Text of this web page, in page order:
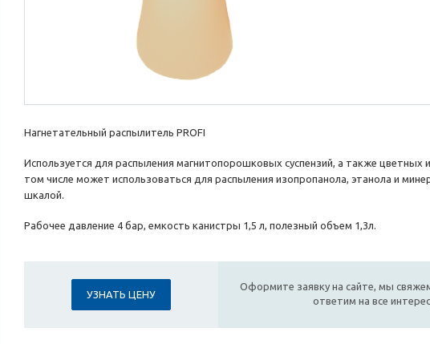
Нагнетательный распылитель PROFI
Используется для распыления магнитопорошковых суспензий, а также цветных
том числе может использоваться для распыления изопропанола, этанола и
шкалой.
Рабочее давление 4 бар, емкость канистры 1,5 л, полезный объем 1,3л.
УЗНАТЬ ЦЕНУ
Оформите заявку на сайте, мы
ответим на все